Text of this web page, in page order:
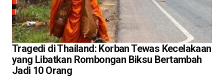
Tragedi di Thailand: Korban Tewas Kecelakaan
yang Libatkan Rombongan Biksu Bertambah
Jadi 10 Orang